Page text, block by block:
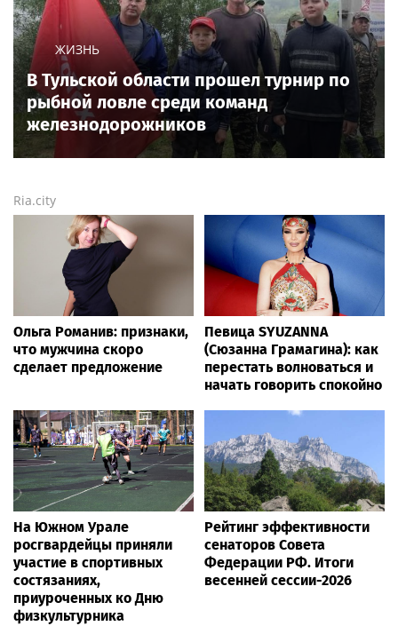
ЖИЗНЬ
В Тульской области прошел турнир по
рыбной ловле среди команд
железнодорожников
Ria.city
Ольга Романив: признаки,
что мужчина скоро
сделает предложение
Певица SYUZANNA
(Сюзанна Грамагина): как
перестать волноваться и
начать говорить спокойно
На Южном Урале
росгвардейцы приняли
участие в спортивных
состязаниях,
приуроченных ко Дню
физкультурника
Рейтинг эффективности
сенаторов Совета
Федерации РФ. Итоги
весенней сессии-2026